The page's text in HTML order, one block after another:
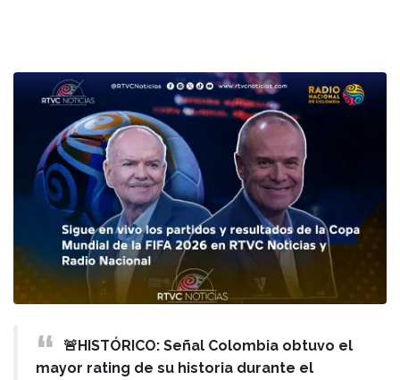
🚨HISTÓRICO: Señal Colombia obtuvo el
mayor rating de su historia durante el